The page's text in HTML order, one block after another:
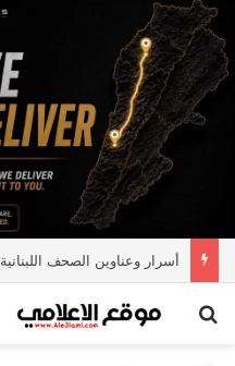
أسرار وعناوين الصحف اللبنانية
بحث عن